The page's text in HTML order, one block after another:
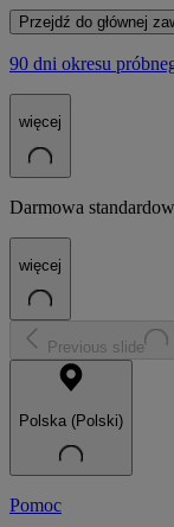
Przejdź do głównej
90 dni okresu
więcej
Darmowa
więcej
Previous slide
Polska (Polski)
Pomoc